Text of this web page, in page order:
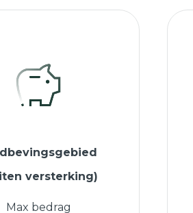
versterking)
Max bedrag